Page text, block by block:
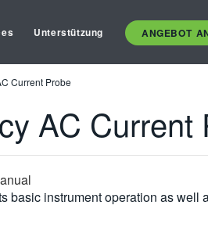
Unterstützung ANGEBOT
Current Probe
AC Current
basic instrument operation as well